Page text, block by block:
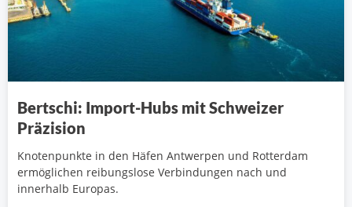
Bertschi: Import-Hubs mit Schweizer
Präzision
Knotenpunkte in den Häfen Antwerpen und Rotterdam
ermöglichen reibungslose Verbindungen nach und
innerhalb Europas.